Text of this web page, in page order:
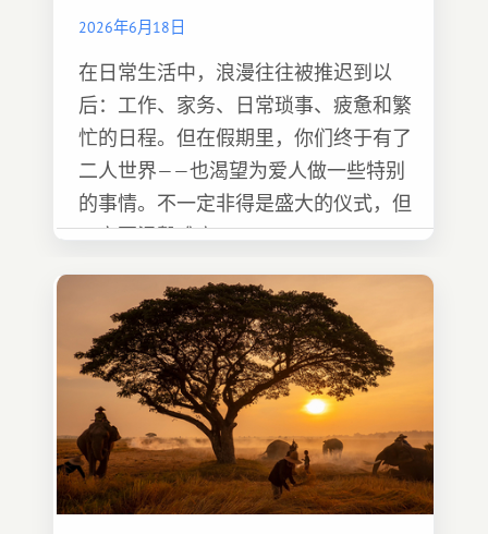
2026年6月18日
在日常生活中，浪漫往往被推迟到以
后：工作、家务、日常琐事、疲惫和繁
忙的日程。但在假期里，你们终于有了
二人世界——也渴望为爱人做一些特别
的事情。不一定非得是盛大的仪式，但
一定要温馨难忘 :)